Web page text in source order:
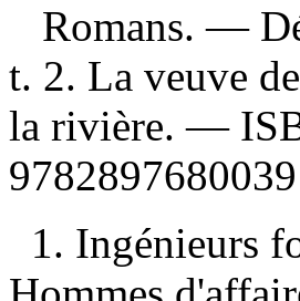
Romans. —
t. 2. La veuve
la rivière. —
9782897680039
1. Ingénieurs